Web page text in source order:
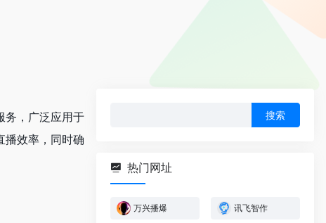
务，广泛应用于
播效率，同时确
热门网址
万兴播爆 讯飞智作